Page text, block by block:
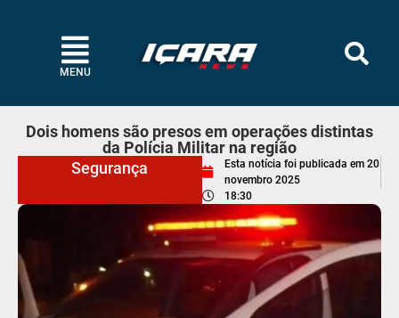
MENU
Dois homens são presos em operações distintas
da Polícia Militar na região
Segurança
Esta notícia foi publicada em 20
novembro 2025
18:30